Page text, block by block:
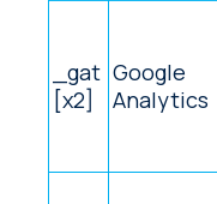
_gat
[x2]
Google
Analytics